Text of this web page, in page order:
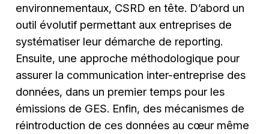
environnementaux, CSRD en tête. D’abord un
outil évolutif permettant aux entreprises de
systématiser leur démarche de reporting.
Ensuite, une approche méthodologique pour
assurer la communication inter-entreprise des
données, dans un premier temps pour les
émissions de GES. Enfin, des mécanismes de
réintroduction de ces données au cœur même